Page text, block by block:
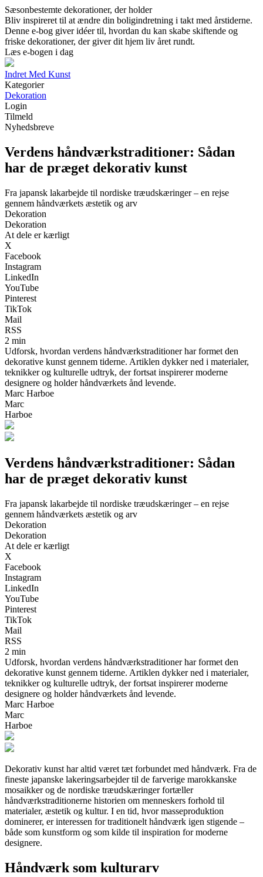
Sæsonbestemte dekorationer, der holder
Bliv inspireret til at ændre din boligindretning i takt med årstiderne.
Denne e-bog giver idéer til, hvordan du kan skabe skiftende og
friske dekorationer, der giver dit hjem liv året rundt.
Læs e-bogen i dag
Indret Med Kunst
Kategorier
Dekoration
Login
Tilmeld
Nyhedsbreve
Verdens håndværkstraditioner: Sådan
har de præget dekorativ kunst
Fra japansk lakarbejde til nordiske træudskæringer – en rejse
gennem håndværkets æstetik og arv
Dekoration
Dekoration
At dele er kærligt
X
Facebook
Instagram
LinkedIn
YouTube
Pinterest
TikTok
Mail
RSS
2 min
Udforsk, hvordan verdens håndværkstraditioner har formet den
dekorative kunst gennem tiderne. Artiklen dykker ned i materialer,
teknikker og kulturelle udtryk, der fortsat inspirerer moderne
designere og holder håndværkets ånd levende.
Marc Harboe
Marc
Harboe
Verdens håndværkstraditioner: Sådan
har de præget dekorativ kunst
Fra japansk lakarbejde til nordiske træudskæringer – en rejse
gennem håndværkets æstetik og arv
Dekoration
Dekoration
At dele er kærligt
X
Facebook
Instagram
LinkedIn
YouTube
Pinterest
TikTok
Mail
RSS
2 min
Udforsk, hvordan verdens håndværkstraditioner har formet den
dekorative kunst gennem tiderne. Artiklen dykker ned i materialer,
teknikker og kulturelle udtryk, der fortsat inspirerer moderne
designere og holder håndværkets ånd levende.
Marc Harboe
Marc
Harboe
Dekorativ kunst har altid været tæt forbundet med håndværk. Fra de
fineste japanske lakeringsarbejder til de farverige marokkanske
mosaikker og de nordiske træudskæringer fortæller
håndværkstraditionerne historien om menneskers forhold til
materialer, æstetik og kultur. I en tid, hvor masseproduktion
dominerer, er interessen for traditionelt håndværk igen stigende –
både som kunstform og som kilde til inspiration for moderne
designere.
Håndværk som kulturarv